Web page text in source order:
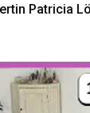
Patricia